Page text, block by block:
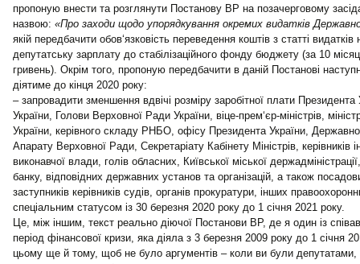
пропоную внести та розглянути Постанову ВР на позачерговому
назвою: «Про заходи щодо упорядкування окремих видатків
якій передбачити обов‘язковість переведення коштів з статті
депутатську зарплату до стабілізаційного фонду бюджету (за 10
гривень). Окрім того, пропоную передбачити в даній Постанові
діятиме до кінця 2020 року:
– запровадити зменшення вдвічі розміру заробітної плати Президента
України, Голови Верховної Ради України, віце-прем‘єр-міністрів,
України, керівного складу РНБО, офісу Президента України,
Апарату Верховної Ради, Секретаріату Кабінету Міністрів, керівників
виконавчої влади, голів обласних, Київської міської
банку, відповідних державних установ та організацій, а також
заступників керівників судів, органів прокуратури, інших
спеціальним статусом із 30 березня 2020 року до 1 січня 2021 року.
Це, між іншим, текст реально діючої Постанови ВР, де я один із
період фінансової кризи, яка діяла з 3 березня 2009 року до 1 січня
цьому ще й тому, щоб не було аргументів – коли ви були депутатами,